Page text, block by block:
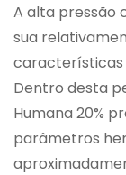
A alta pressão
sua
características
Dentro desta
Humana 20%
parâmetros